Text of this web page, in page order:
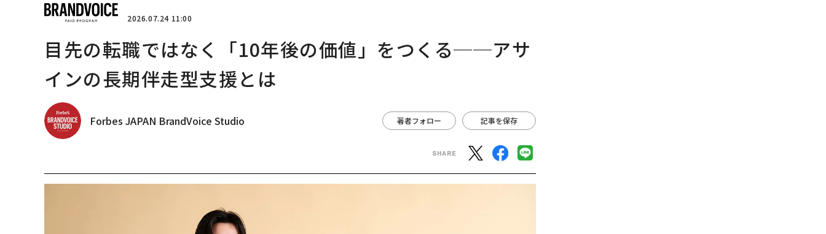
2026.07.24 11:00
目先の転職ではなく「10年後の価値」をつくる──アサ
インの長期伴走型支援とは
Forbes JAPAN BrandVoice Studio 著者フォロー 記事を保存